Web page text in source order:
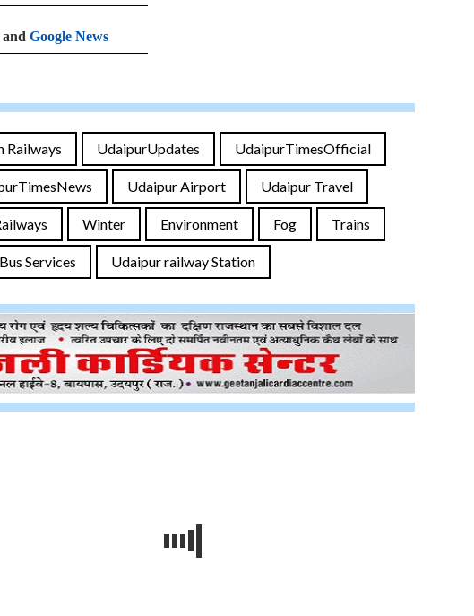
and Google News
Railways UdaipurUpdates UdaipurTimesOfficial
Udaipur Airport Udaipur Travel
Winter Environment Fog Trains
Services Udaipur railway Station